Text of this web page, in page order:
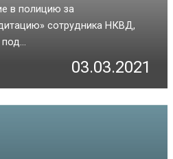
в полицию за
сотрудника НКВД,
03.03.2021